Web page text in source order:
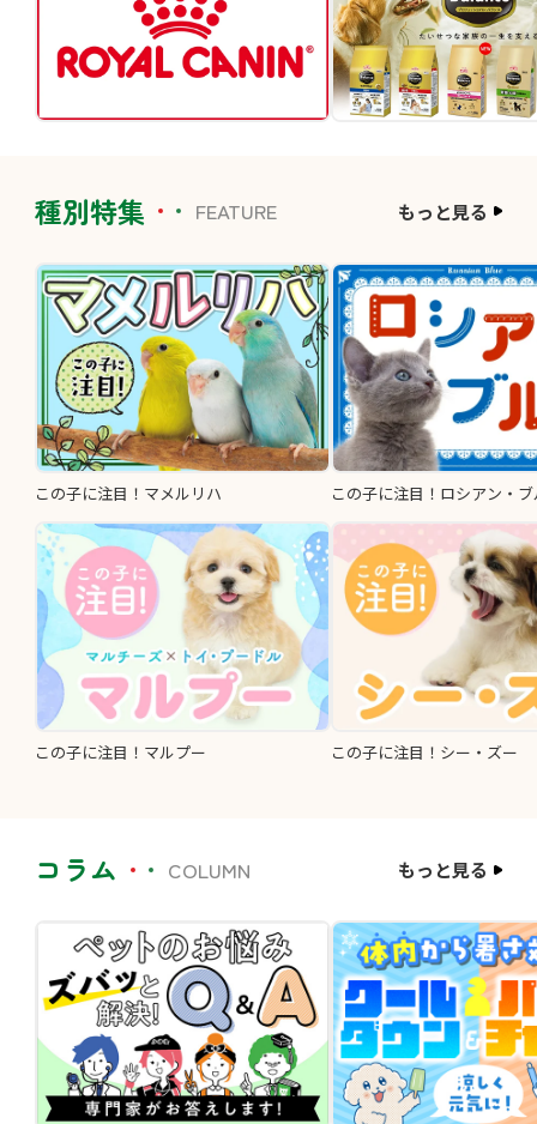
種別特集 FEATURE もっと見る
この子に注目！マメルリハ この子に注目！ロシアン・
この子に注目！マルプー この子に注目！シー・ズー
コラム COLUMN もっと見る